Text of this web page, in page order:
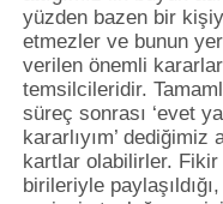
yüzden bazen bir
etmezler ve bunun
verilen önemli
temsilcileridir.
süreç sonrası ‘evet
kararlıyım’ dediğimiz
kartlar olabilirler.
birileriyle